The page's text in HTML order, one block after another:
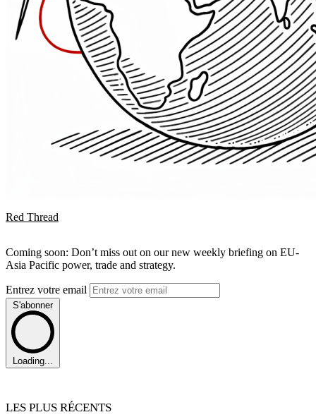
Red Thread
Coming soon: Don’t miss out on our new weekly briefing on EU-
Asia Pacific power, trade and strategy.
Entrez votre email
S'abonner
Loading...
LES PLUS RÉCENTS